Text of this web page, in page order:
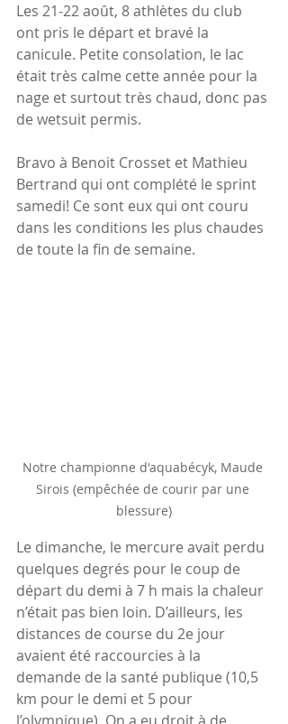
Les 21-22 août, 8 athlètes du club
ont pris le départ et bravé la
canicule. Petite consolation, le lac
était très calme cette année pour la
nage et surtout très chaud, donc pas
de wetsuit permis.
Bravo à Benoit Crosset et Mathieu
Bertrand qui ont complété le sprint
samedi! Ce sont eux qui ont couru
dans les conditions les plus chaudes
de toute la fin de semaine.
Notre championne d'aquabécyk, Maude
Sirois (empêchée de courir par une
blessure)
Le dimanche, le mercure avait perdu
quelques degrés pour le coup de
départ du demi à 7 h mais la chaleur
n’était pas bien loin. D’ailleurs, les
distances de course du 2e jour
avaient été raccourcies à la
demande de la santé publique (10,5
km pour le demi et 5 pour